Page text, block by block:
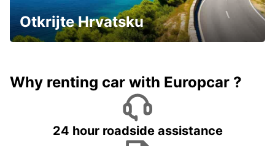
Otkrijte Hrvatsku
Why renting car with Europcar ?
24 hour roadside assistance